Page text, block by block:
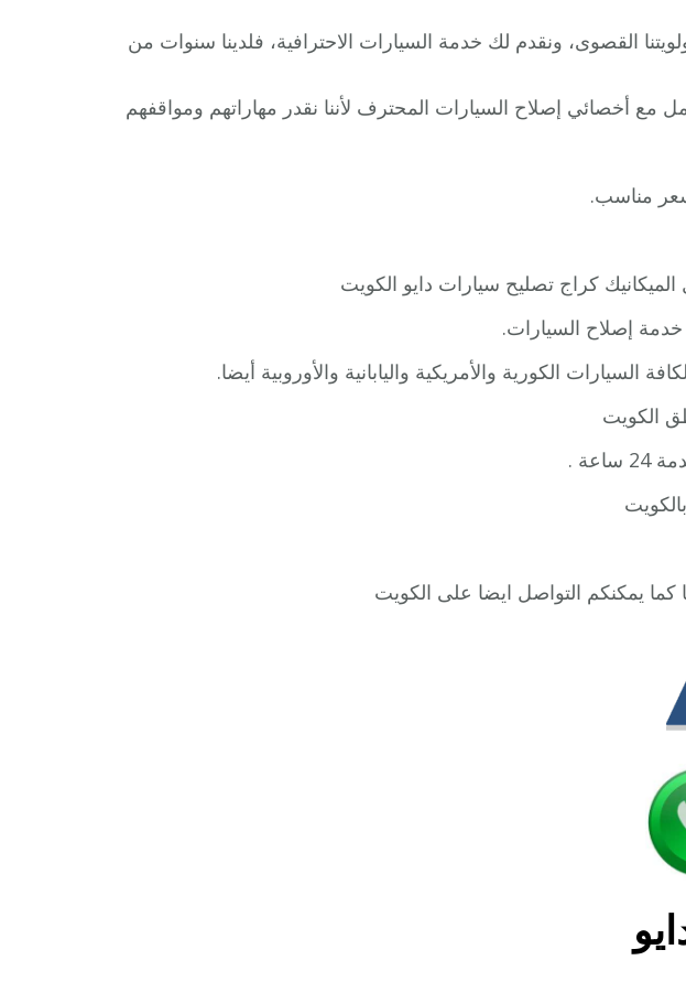
سيارات
القصوى، ونقدم لك خدمة السيارات الاحترافية، فلدينا سنوات من
مع أخصائي إصلاح السيارات المحترف لأننا نقدر مهاراتهم ومواقفهم
مناسب.
الميكانيك كراج تصليح سيارات دايو الكويت
خدمة إصلاح السيارات.
السيارات الكورية والأمريكية واليابانية والأوروبية أيضا.
.
بالكويت
كما يمكنكم التواصل ايضا على الكويت